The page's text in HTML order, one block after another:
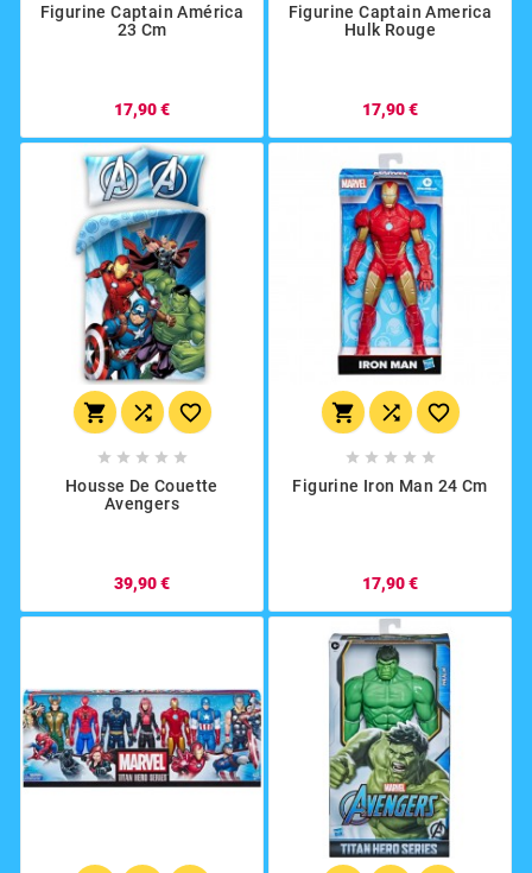
Figurine Captain América
23 Cm
17,90 €
Figurine Captain America
Hulk Rouge
17,90 €
  
    
Housse De Couette
Avengers
39,90 €
  
    
Figurine Iron Man 24 Cm
17,90 €